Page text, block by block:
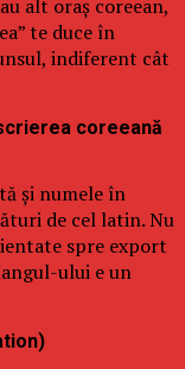
alt oraș coreean,
te duce în
indiferent cât
coreeană
și numele în
de cel latin. Nu
spre export
ului e un